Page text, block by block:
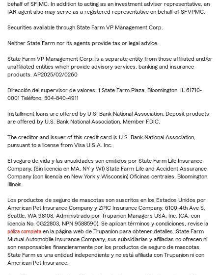
behalf of SFIMC. In addition to acting as an investment adviser representative, an
IAR agent also may serve as a registered representative on behalf of SFVPMC.
Securities available through State Farm VP Management Corp.
Neither State Farm nor its agents provide tax or legal advice.
State Farm VP Management Corp. is a separate entity from those affiliated and/or
unaffiliated entities which provide advisory services, banking and insurance
products. AP2025/02/0260
Dirección del supervisor de valores: 1 State Farm Plaza, Bloomington, IL 61710-
0001 Teléfono: 504-840-4911
Installment loans are offered by U.S. Bank National Association. Deposit products
are offered by U.S. Bank National Association. Member FDIC.
The creditor and issuer of this credit card is U.S. Bank National Association,
pursuant to a license from Visa U.S.A. Inc.
El seguro de vida y las anualidades son emitidos por State Farm Life Insurance
Company. (Sin licencia en MA, NY y WI) State Farm Life and Accident Assurance
Company (con licencia en New York y Wisconsin) Oficinas centrales, Bloomington,
Illinois.
Los productos de seguro de mascotas son suscritos en los Estados Unidos por
American Pet Insurance Company y ZPIC Insurance Company, 6100-4th Ave S,
Seattle, WA 98108. Administrado por Trupanion Managers USA, Inc. (CA: con
licencia No. 0G22803, NPN 9588590). Se aplican términos y condiciones, revise la
póliza completa en la página web de Trupanion para obtener detalles. State Farm
Mutual Automobile Insurance Company, sus subsidiarias y afiliadas no ofrecen ni
son responsables financieramente por los productos de seguro de mascotas.
State Farm es una entidad independiente y no está afiliada con Trupanion ni con
American Pet Insurance.